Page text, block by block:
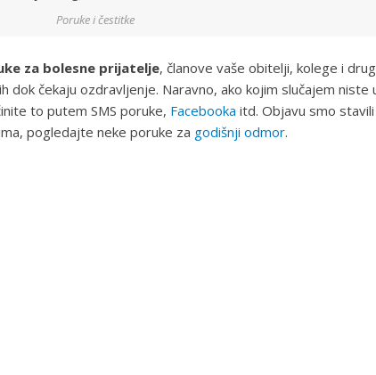
Poruke i čestitke
za bolesne prijatelje, članove vaše obitelji, kolege i
dok čekaju ozdravljenje. Naravno, ako kojim slučajem niste
to putem SMS poruke, Facebooka itd. Objavu smo stavili
pogledajte neke poruke za godišnji odmor.